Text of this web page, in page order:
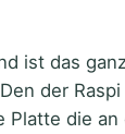
ist das
der
Platte die an